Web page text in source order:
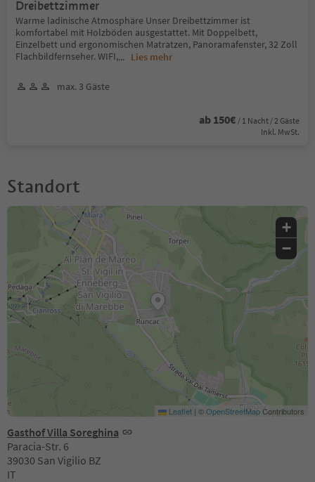
Dreibettzimmer
Warme ladinische Atmosphäre Unser Dreibettzimmer ist
komfortabel mit Holzböden ausgestattet. Mit Doppelbett,
Einzelbett und ergonomischen Matratzen, Panoramafenster, 32 Zoll
Flachbildfernseher. WIFI,... Lies mehr
max. 3 Gäste
ab 150€ / 1 Nacht / 2 Gäste
Inkl. MwSt.
Standort
Gasthof Villa Soreghina
Paracia-Str. 6
39030 San Vigilio BZ
IT
+
−
Leaflet | ©OpenStreetMapContributors